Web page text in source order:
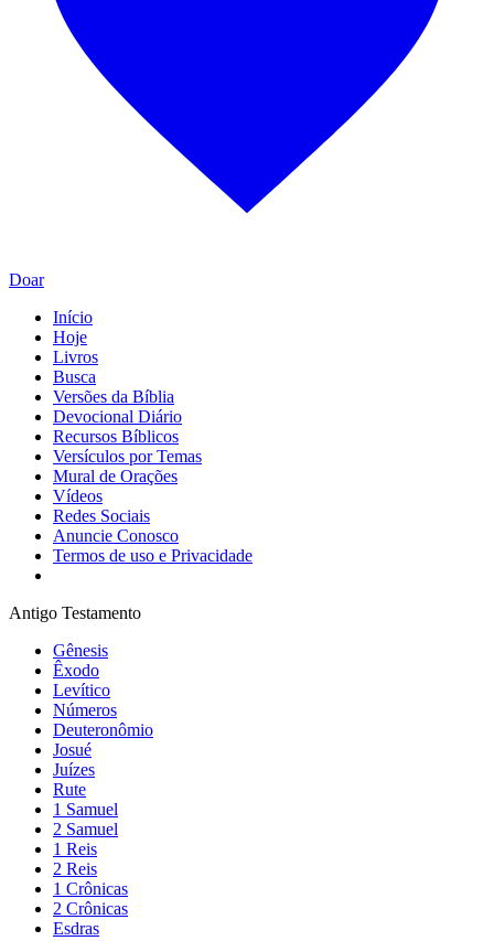
Doar
Início
Hoje
Livros
Busca
Versões da Bíblia
Devocional Diário
Recursos Bíblicos
Versículos por Temas
Mural de Orações
Vídeos
Redes Sociais
Anuncie Conosco
Termos de uso e Privacidade
Antigo Testamento
Gênesis
Êxodo
Levítico
Números
Deuteronômio
Josué
Juízes
Rute
1 Samuel
2 Samuel
1 Reis
2 Reis
1 Crônicas
2 Crônicas
Esdras